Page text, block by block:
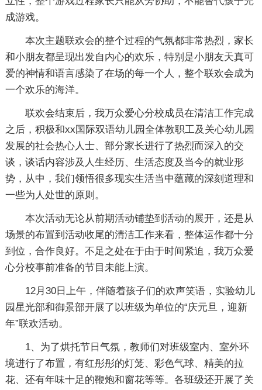
成游戏。
本次主题联欢会的整个过程的气氛都非常热烈，家长
和小朋友都呈现出发自内心的欢乐，特别是小朋友天真可
爱的神情和语言感染了在场的每一个人，整个联欢会成为
一个欢乐的海洋。
联欢会结束后，我万众爱心分校成员在清洁工作完成
之后，积极和xx国际双语幼儿园全体教职工及关心幼儿园
发展的社会热心人士、部分家长进行了热烈而深入的交
谈，谈话内容涉及人生经历、生活态度及当今的就业形
势，从中，我们领悟很多现实生活当中蕴藏的深刻道理和
一些为人处世的原则。
本次活动无论从前期活动铺垫到活动的展开，还是从
场景的布置到活动收尾的清洁工作来看，整体运作都十分
到位，合作良好。不足之处在于由于时间紧迫，我万众爱
心分校事前准备的节目未能上演。
12月30日上午，伴随着孩子们的欢声笑语，实验幼儿
园星光部和御景部开展了以班级为单位的“庆元旦，迎新
年”联欢活动。
1、为了烘托节日气氛，教师们对班级室内、室外环
境进行了布置，有红彤彤的灯笼、彩色气球、精美的拉
花、还有年味十足的鞭炮和窗花等等。各班级还开展了关